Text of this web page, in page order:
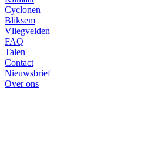
Cyclonen
Bliksem
Vliegvelden
FAQ
Talen
Contact
Nieuwsbrief
Over ons